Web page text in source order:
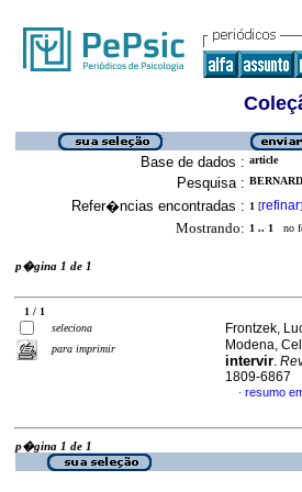
Base de dados : article
Pesquisa :
Refer�ncias encontradas : 1 [refinar]
Mostrando: 1 .. 1 no
p�gina 1 de 1
1 / 1
seleciona
para imprimir
Frontzek,
Modena,
intervir.
1809-6867
· resumo
p�gina 1 de 1